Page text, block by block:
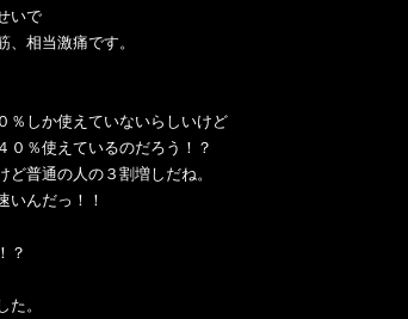
いで
相当激痛です。
％しか使えていないらしいけど
０％使えているのだろう！？
ど普通の人の３割増しだね。
いんだっ！！
？
た。